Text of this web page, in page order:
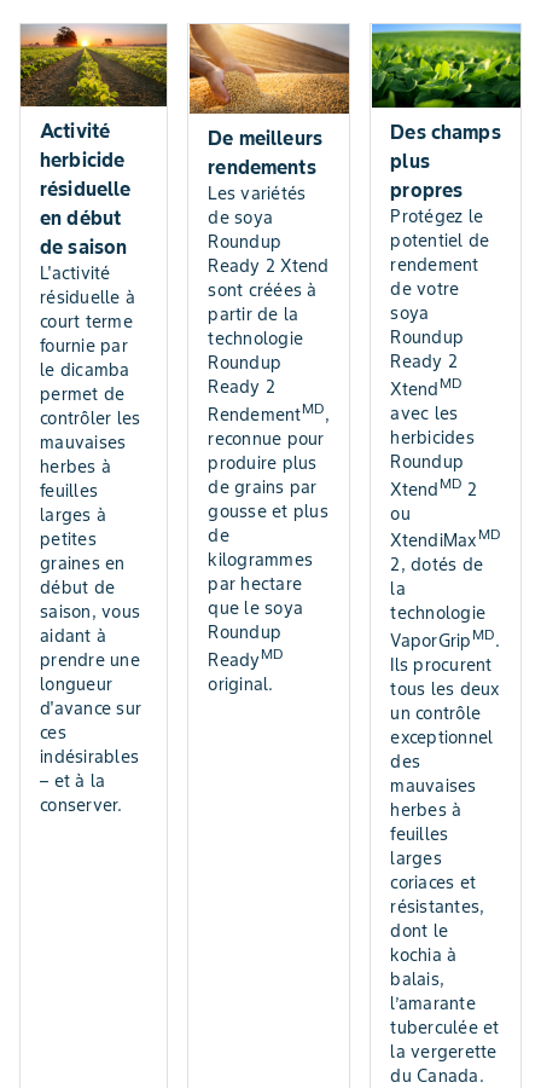
Activité
herbicide
résiduelle
en début
de saison
L'activité
résiduelle à
court terme
fournie par
le dicamba
permet de
contrôler les
mauvaises
herbes à
feuilles
larges à
petites
graines en
début de
saison, vous
aidant à
prendre une
longueur
d'avance sur
ces
indésirables
– et à la
conserver.
De meilleurs
rendements
Les variétés
de soya
Roundup
Ready 2 Xtend
sont créées à
partir de la
technologie
Roundup
Ready 2
RendementMD,
reconnue pour
produire plus
de grains par
gousse et plus
de
kilogrammes
par hectare
que le soya
Roundup
ReadyMD
original.
Des champs
plus
propres
Protégez le
potentiel de
rendement
de votre
soya
Roundup
Ready 2
Xtend MD
avec les
herbicides
Roundup
Xtend MD 2
ou
XtendiMax MD
2, dotés de
la
technologie
VaporGrip MD.
Ils procurent
tous les deux
un contrôle
exceptionnel
des
mauvaises
herbes à
feuilles
larges
coriaces et
résistantes,
dont le
kochia à
balais,
l’amarante
tuberculée et
la vergerette
du Canada.